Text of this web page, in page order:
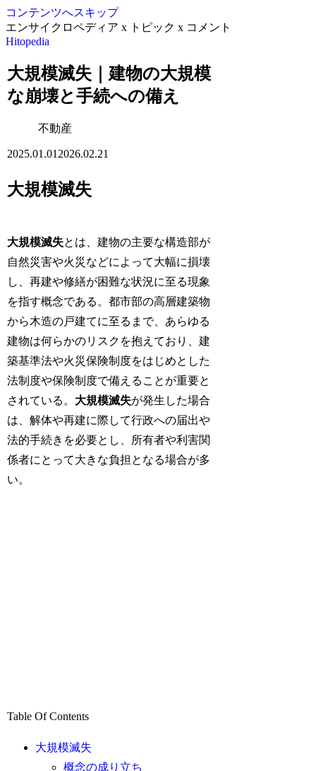
コンテンツへスキップ
エンサイクロペディア x トピック x コメント
Hitopedia
大規模滅失｜建物の大規模
な崩壊と手続への備え
不動産
2025.01.01 2026.02.21
大規模滅失
大規模滅失とは、建物の主要な構造部が
自然災害や火災などによって大幅に損壊
し、再建や修繕が困難な状況に至る現象
を指す概念である。都市部の高層建築物
から木造の戸建てに至るまで、あらゆる
建物は何らかのリスクを抱えており、建
築基準法や火災保険制度をはじめとした
法制度や保険制度で備えることが重要と
されている。 大規模滅失が発生した場合
は、解体や再建に際して行政への届出や
法的手続きを必要とし、所有者や利害関
係者にとって大きな負担となる場合が多
い。
Table Of Contents
大規模滅失
概念の成り立ち